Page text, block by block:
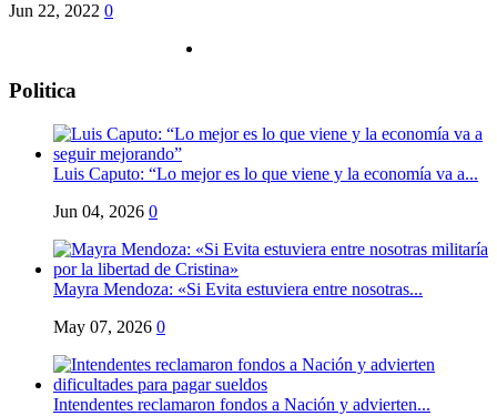
Jun 22, 2022 0
Politica
Luis Caputo: “Lo mejor es lo que viene y la economía va a...
Jun 04, 2026 0
Mayra Mendoza: «Si Evita estuviera entre nosotras...
May 07, 2026 0
Intendentes reclamaron fondos a Nación y advierten...